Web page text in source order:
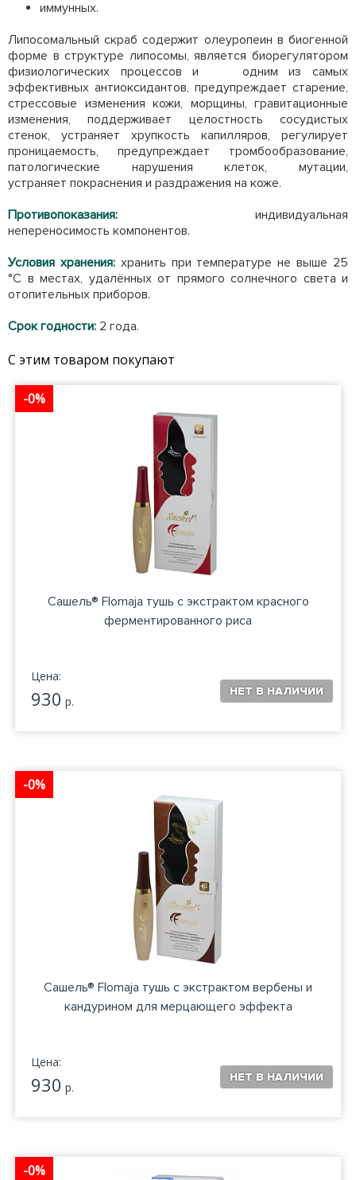
иммунных.
Липосомальный скраб содержит олеуропеин в биогенной
форме в структуре липосомы, является биорегулятором
физиологических процессов и одним из самых
эффективных антиоксидантов, предупреждает старение,
стрессовые изменения кожи, морщины, гравитационные
изменения, поддерживает целостность сосудистых
стенок, устраняет хрупкость капилляров, регулирует
проницаемость, предупреждает тромбообразование,
патологические нарушения клеток, мутации,
устраняет покраснения и раздражения на коже.
Противопоказания: индивидуальная
непереносимость компонентов.
Условия хранения:хранить при температуре не выше 25
°С в местах, удалённых от прямого солнечного света и
отопительных приборов.
Срок годности: 2 года.
С этим товаром покупают
-0%
Сашель® Flomaja тушь с экстрактом красного
ферментированного риса
Цена:
930 р.
-0%
Сашель® Flomaja тушь с экстрактом вербены и
кандурином для мерцающего эффекта
Цена:
930 р.
-0%